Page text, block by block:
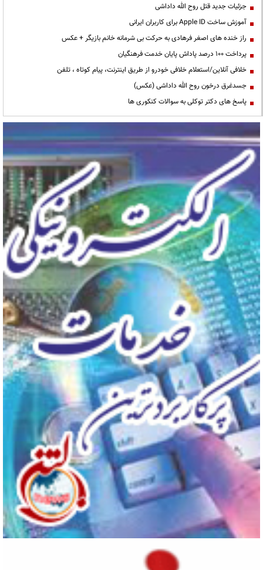
جزئیات جدید قتل روح الله داداشی
آموزش ساخت Apple ID برای کاربران ایرانی
راز خنده های اصغر فرهادی به حرکت بی شرمانه خانم بازیگر + عکس
پرداخت ۱۰۰ درصد پاداش پایان خدمت فرهنگیان
خلافی آنلاین/استعلام خلافی خودرو از طریق اینترنت، پیام کوتاه ، تلفن
جسدغرق درخون روح الله داداشی (عکس)
پاسخ های دکتر توکلی به سوالات کنکوری ها